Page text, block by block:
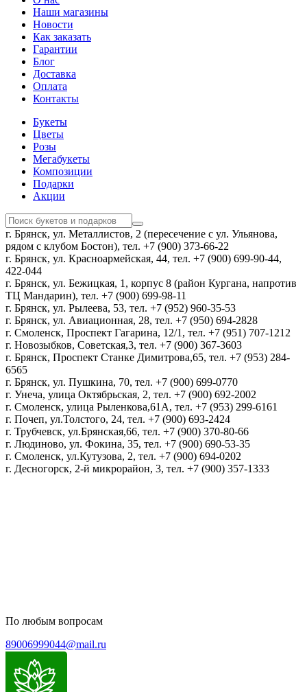
Наши магазины
Новости
Как заказать
Гарантии
Блог
Доставка
Оплата
Контакты
Букеты
Цветы
Розы
Мегабукеты
Композиции
Подарки
Акции
г. Брянск, ул. Металлистов, 2 (пересечение с ул. Ульянова,
рядом с клубом Бостон), тел. +7 (900) 373-66-22
г. Брянск, ул. Красноармейская, 44, тел. +7 (900) 699-90-44,
422-044
г. Брянск, ул. Бежицкая, 1, корпус 8 (район Кургана, напротив
ТЦ Мандарин), тел. +7 (900) 699-98-11
г. Брянск, ул. Рылеева, 53, тел. +7 (952) 960-35-53
г. Брянск, ул. Авиационная, 28, тел. +7 (950) 694-2828
г. Смоленск, Проспект Гагарина, 12/1, тел. +7 (951) 707-1212
г. Новозыбков, Советская,3, тел. +7 (900) 367-3603
г. Брянск, Проспект Станке Димитрова,65, тел. +7 (953) 284-
6565
г. Брянск, ул. Пушкина, 70, тел. +7 (900) 699-0770
г. Унеча, улица Октябрьская, 2, тел. +7 (900) 692-2002
г. Смоленск, улица Рыленкова,61А, тел. +7 (953) 299-6161
г. Почеп, ул.Толстого, 24, тел. +7 (900) 693-2424
г. Трубчевск, ул.Брянская,66, тел. +7 (900) 370-80-66
г. Людиново, ул. Фокина, 35, тел. +7 (900) 690-53-35
г. Смоленск, ул.Кутузова, 2, тел. +7 (900) 694-0202
г. Десногорск, 2-й микрорайон, 3, тел. +7 (900) 357-1333
По любым вопросам
89006999044@mail.ru